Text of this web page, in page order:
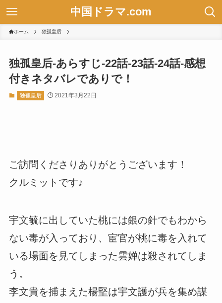
中国ドラマ.com
ホーム 独孤皇后
独孤皇后-あらすじ-22話-23話-24話-感想
付きネタバレでありで！
独孤皇后 2021年3月22日
ご訪問くださりありがとうございます！
クルミットです♪
宇文毓に出していた桃には銀の針でもわから
ない毒が入っており、宦官が桃に毒を入れて
いる場面を見てしまった雲婵は殺されてしま
う。
李文貴を捕まえた楊堅は宇文護が兵を集め謀